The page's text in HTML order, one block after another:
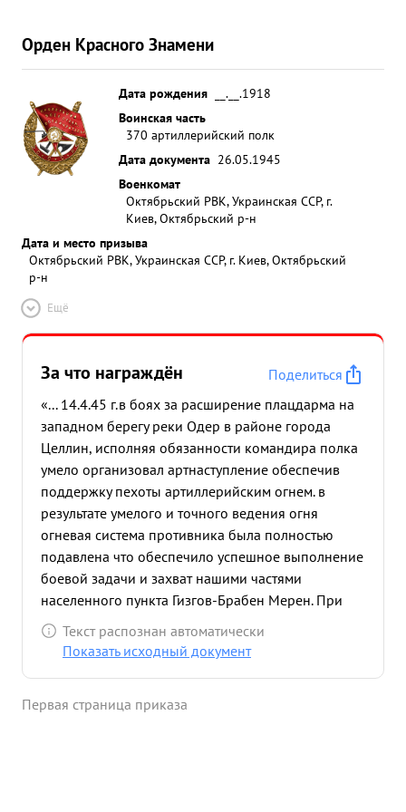
Орден Красного Знамени
Дата рождения
__.__.1918
Воинская часть
370 артиллерийский полк
Дата документа 26.05.1945
Военкомат
Октябрьский РВК, Украинская ССР, г.
Киев, Октябрьский р-н
Дата и место призыва
Октябрьский РВК, Украинская ССР, г. Киев, Октябрьский
р-н
Ещё
За что награждён
Поделиться
«... 14.4.45 г.в боях за расширение плацдарма на
западном берегу реки Одер в районе города
Целлин, исполняя обязанности командира полка
умело организовал артнаступление обеспечив
поддержку пехоты артиллерийским огнем. в
результате умелого и точного ведения огня
огневая система противника была полностью
подавлена что обеспечило успешное выполнение
боевой задачи и захват нашими частями
населенного пункта Гизгов-Брабен Мерен. При
подготовке к прорыву глубоко эшелонированной
обороны противника западнее города Кюстрин
командиров подразделений. Образцово
Текст распознан автоматически
Показать исходный документ
Первая страница приказа